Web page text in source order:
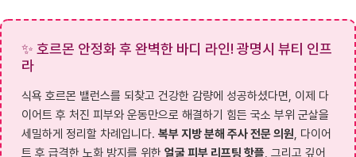
✨ 호르몬 안정화 후 완벽한 바디 라인! 광명시 뷰티 인프
라
식욕 호르몬 밸런스를 되찾고 건강한 감량에 성공하셨다면, 이제 다
이어트 후 처진 피부와 운동만으로 해결하기 힘든 국소 부위 군살을
세밀하게 정리할 차례입니다. 복부 지방 분해 주사 전문 의원, 다이어
트 후 급격한 노화 방지를 위한 얼굴 피부 리프팅 핫플, 그리고 깊어